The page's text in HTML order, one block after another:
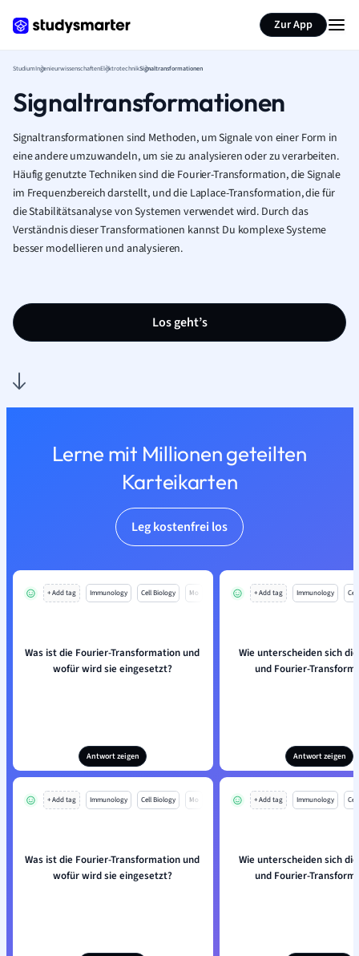
Zur App
StudiumIngenieurwissenschaftenElektrotechnikSignaltransformationen
Signaltransformationen
Signaltransformationen sind Methoden, um Signale von einer Form in
eine andere umzuwandeln, um sie zu analysieren oder zu verarbeiten.
Häufig genutzte Techniken sind die Fourier-Transformation, die Signale
im Frequenzbereich darstellt, und die Laplace-Transformation, die für
die Stabilitätsanalyse von Systemen verwendet wird. Durch das
Verständnis dieser Transformationen kannst Du komplexe Systeme
besser modellieren und analysieren.
Los geht’s
Lerne mit Millionen geteilten
Karteikarten
Leg kostenfrei los
+ Add tag Immunology Cell Biology Mo
Was ist die Fourier-Transformation und
wofür wird sie eingesetzt?
Antwort zeigen
+ Add tag Immunology
Wie unterscheiden sich
und Fourier-
Antwort zeigen
+ Add tag Immunology Cell Biology Mo
Was ist die Fourier-Transformation und
wofür wird sie eingesetzt?
+ Add tag Immunology
Wie unterscheiden sich
und Fourier-